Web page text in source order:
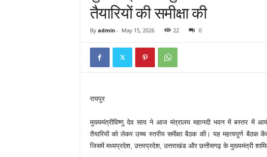
तैयारियों की समीक्षा की
By admin- May 15, 2026 22 0
रायपुर
मुख्यमंत्रीविष्णु देव साय ने आज मंत्रालय महानदी भवन में बस्तर में
तैयारियों को लेकर उच्च स्तरीय समीक्षा बैठक की। यह महत्वपूर्ण बैठक
जिसमें मध्यप्रदेश, उत्तरप्रदेश, उत्तराखंड और छत्तीसगढ़ के मुख्यमंत्री